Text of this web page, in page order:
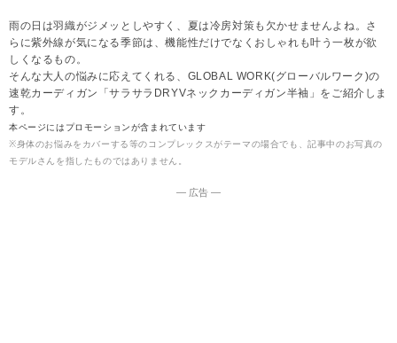
雨の日は羽織がジメッとしやすく、夏は冷房対策も欠かせませんよね。さ
らに紫外線が気になる季節は、機能性だけでなくおしゃれも叶う一枚が欲
しくなるもの。
そんな大人の悩みに応えてくれる、GLOBAL WORK(グローバルワーク)の
速乾カーディガン「サラサラDRYVネックカーディガン半袖」をご紹介しま
す。
本ページにはプロモーションが含まれています
※身体のお悩みをカバーする等のコンプレックスがテーマの場合でも、記事中のお写真の
モデルさんを指したものではありません。
― 広告 ―